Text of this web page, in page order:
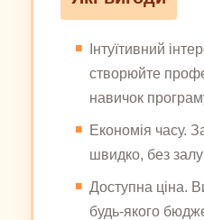
Інтуїтивний
створюйте
навичок
Економія часу.
швидко, без
Доступна ціна.
будь-якого